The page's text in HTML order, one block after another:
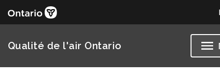
Qualité de l'air Ontario